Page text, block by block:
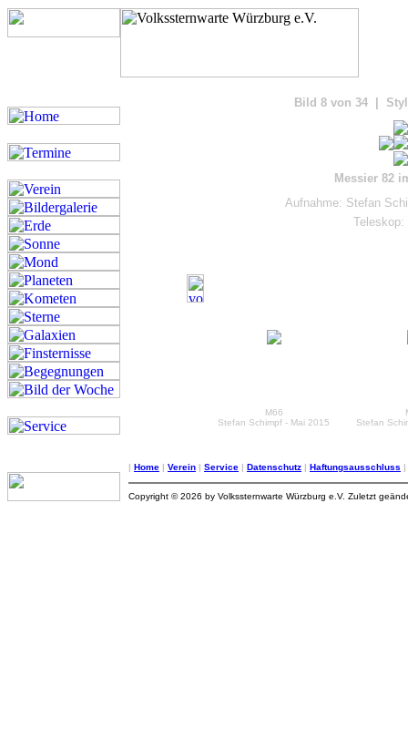
Bild 8 von 34 |
Messier 82
Aufnahme: Stefan
Teleskop:
M66
Stefan Schimpf - Mai 2015
Stefan
| Home | Verein | Service | Datenschutz | Haftungsausschluss |
Copyright © 2026 by Volkssternwarte Würzburg e.V. Zuletzt